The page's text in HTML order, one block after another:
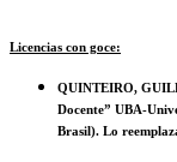
Licencias con goce:
QUINTEIRO,
Docente” UBA-
Brasil). Lo